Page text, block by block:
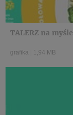
TALERZ na
grafika 1,94 MB